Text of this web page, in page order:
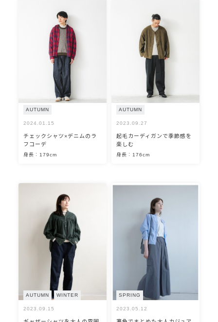
AUTUMN
2024.01.15
チェックシャツ×デニムのラ
フコーデ
身長：179cm
AUTUMN
2023.09.27
起毛カーディガンで季節感を
楽しむ
身長：176cm
AUTUMN WINTER
2023.09.15
SPRING
2023.05.12